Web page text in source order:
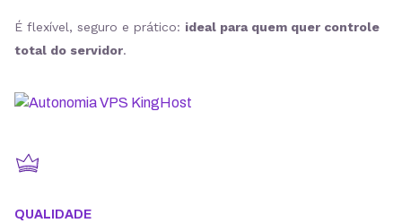
É flexível, seguro e prático: ideal para quem quer controle
total do servidor.
QUALIDADE